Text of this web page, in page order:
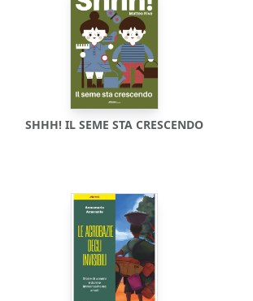
SHHH! IL SEME STA CRESCENDO